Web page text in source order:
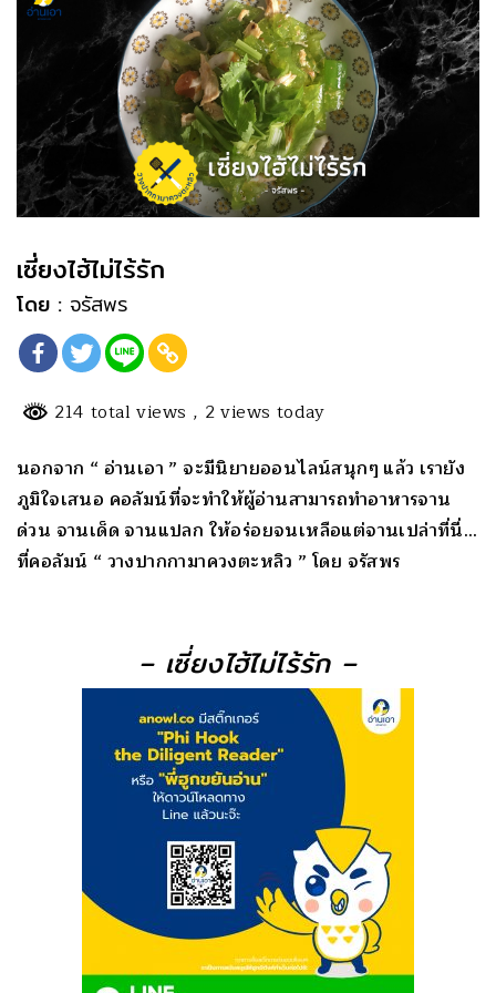
เซี่ยงไฮ้ไม่ไร้รัก
โดย : จรัสพร
214 total views , 2 views today
นอกจาก “ อ่านเอา ” จะมีนิยายออนไลน์สนุกๆ แล้ว เรายัง
ภูมิใจเสนอ คอลัมน์ที่จะทำให้ผู้อ่านสามารถทำอาหารจาน
ด่วน จานเด็ด จานแปลก ให้อร่อยจนเหลือแต่จานเปล่าที่นี่…
ที่คอลัมน์ “ วางปากกามาควงตะหลิว ” โดย จรัสพร
– เซี่ยงไฮ้ไม่ไร้รัก –